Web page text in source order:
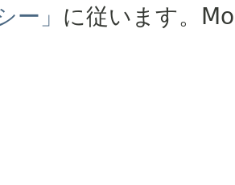
ー」 に従います。